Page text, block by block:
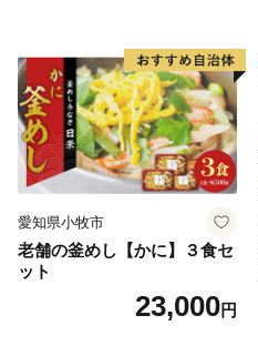
せグルメ 愛知県 小牧市 送料
無料
愛知県小牧市
老舗の釜めし【かに】３食セ
ット
23,000円